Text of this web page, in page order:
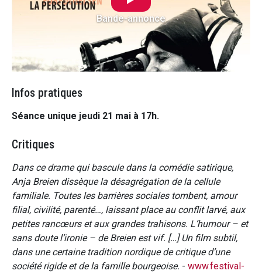
Bande-annonce
Infos pratiques
Séance unique jeudi 21 mai à 17h.
Critiques
Dans ce drame qui bascule dans la comédie satirique,
Anja Breien dissèque la désagrégation de la cellule
familiale. Toutes les barrières sociales tombent, amour
filial, civilité, parenté…, laissant place au conflit larvé, aux
petites rancœurs et aux grandes trahisons. L’humour – et
sans doute l’ironie – de Breien est vif. […] Un film subtil,
dans une certaine tradition nordique de critique d’une
société rigide et de la famille bourgeoise. - www.festival-